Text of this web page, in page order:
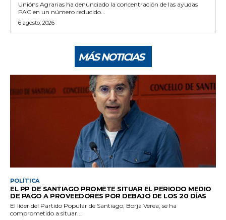
Unións Agrarias ha denunciado la concentración de las ayudas
PAC en un número reducido...
6 agosto, 2026
MÁS NOTICIAS
POLÍTICA
EL PP DE SANTIAGO PROMETE SITUAR EL PERIODO MEDIO
DE PAGO A PROVEEDORES POR DEBAJO DE LOS 20 DÍAS
El líder del Partido Popular de Santiago, Borja Verea, se ha
comprometido a situar...